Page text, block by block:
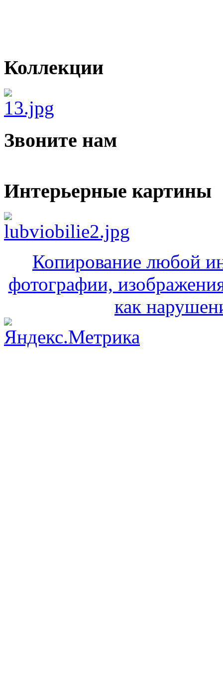
Коллекции
Звоните нам
Интерьерные картины
Копирование любой
фотографии,
как